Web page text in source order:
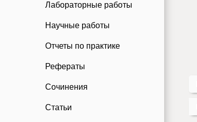
Лабораторные работы
Научные работы
Отчеты по практике
Рефераты
Сочинения
Статьи